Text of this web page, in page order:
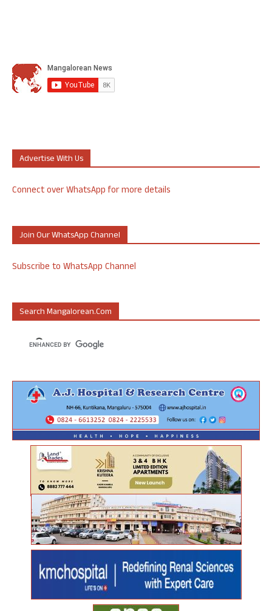
Advertise With Us
Connect over WhatsApp for more details
Join Our WhatsApp Channel
Subscribe to WhatsApp Channel
Search Mangalorean.com